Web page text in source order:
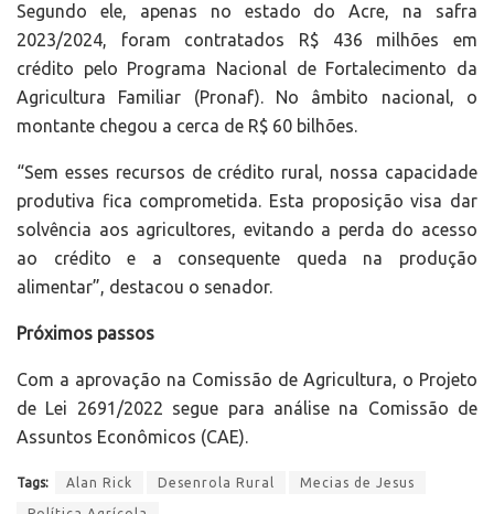
Segundo ele, apenas no estado do Acre, na safra
2023/2024, foram contratados R$ 436 milhões em
crédito pelo Programa Nacional de Fortalecimento da
Agricultura Familiar (Pronaf). No âmbito nacional, o
montante chegou a cerca de R$ 60 bilhões.
“Sem esses recursos de crédito rural, nossa capacidade
produtiva fica comprometida. Esta proposição visa dar
solvência aos agricultores, evitando a perda do acesso
ao crédito e a consequente queda na produção
alimentar”, destacou o senador.
Próximos passos
Com a aprovação na Comissão de Agricultura, o Projeto
de Lei 2691/2022 segue para análise na Comissão de
Assuntos Econômicos (CAE).
Tags: Alan Rick Desenrola Rural Mecias de Jesus